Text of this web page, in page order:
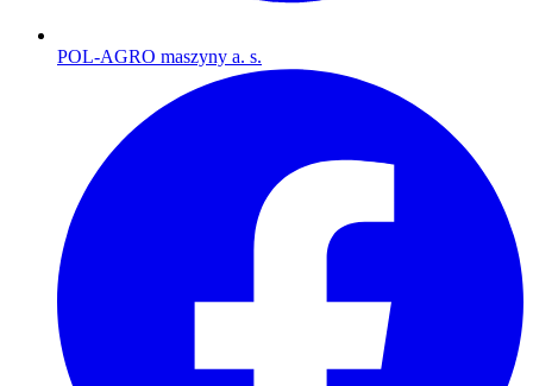
POL-AGRO maszyny a. s.